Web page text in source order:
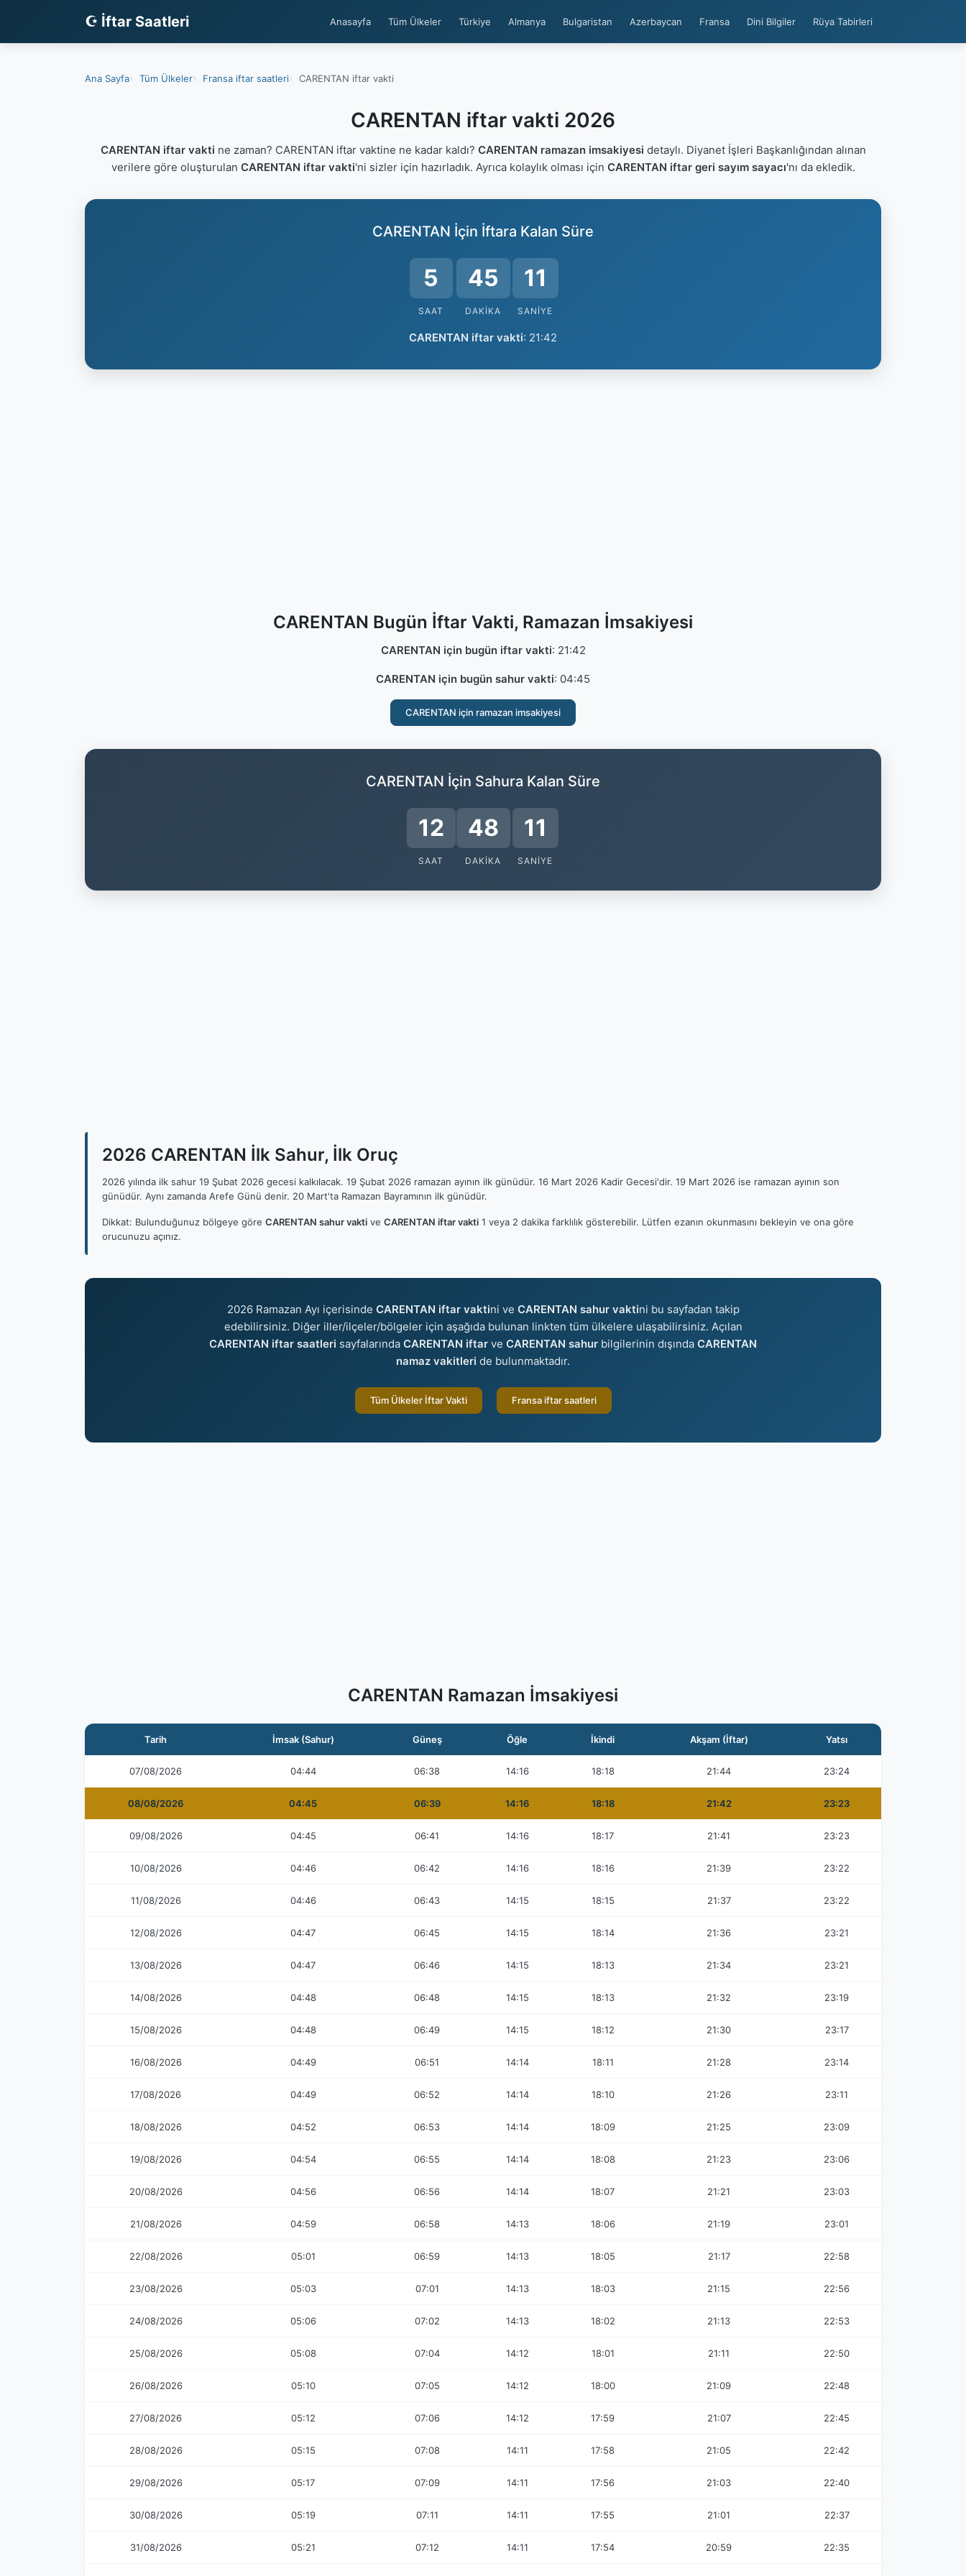
☪ İftar Saatleri Anasayfa Tüm Ülkeler Türkiye Almanya Bulgaristan Azerbaycan Fransa Dini Bilgiler Rüya Tabirleri
Ana Sayfa Tüm Ülkeler Fransa iftar saatleri CARENTAN iftar vakti
CARENTAN iftar vakti 2026
CARENTAN iftar vakti ne zaman? CARENTAN iftar vaktine ne kadar kaldı? CARENTAN ramazan imsakiyesi detaylı. Diyanet İşleri Başkanlığından alınan
verilere göre oluşturulan CARENTAN iftar vakti'ni sizler için hazırladık. Ayrıca kolaylık olması için CARENTAN iftar geri sayım sayacı'nı da ekledik.
CARENTAN İçin İftara Kalan Süre
5
SAAT
45
DAKIKA
10
SANIYE
CARENTAN iftar vakti: 21:42
CARENTAN Bugün İftar Vakti, Ramazan İmsakiyesi
CARENTAN için bugün iftar vakti: 21:42
CARENTAN için bugün sahur vakti: 04:45
CARENTAN için ramazan imsakiyesi
CARENTAN İçin Sahura Kalan Süre
12
SAAT
48
DAKIKA
10
SANIYE
2026 CARENTAN İlk Sahur, İlk Oruç
2026 yılında ilk sahur 19 Şubat 2026 gecesi kalkılacak. 19 Şubat 2026 ramazan ayının ilk günüdür. 16 Mart 2026 Kadir Gecesi'dir. 19 Mart 2026 ise ramazan ayının son
günüdür. Aynı zamanda Arefe Günü denir. 20 Mart'ta Ramazan Bayramının ilk günüdür.
Dikkat: Bulunduğunuz bölgeye göre CARENTAN sahur vakti ve CARENTAN iftar vakti 1 veya 2 dakika farklılık gösterebilir. Lütfen ezanın okunmasını bekleyin ve ona göre
orucunuzu açınız.
2026 Ramazan Ayı içerisinde CARENTAN iftar vaktini ve CARENTAN sahur vaktini bu sayfadan takip
edebilirsiniz. Diğer iller/ilçeler/bölgeler için aşağıda bulunan linkten tüm ülkelere ulaşabilirsiniz. Açılan
CARENTAN iftar saatleri sayfalarında CARENTAN iftar ve CARENTAN sahur bilgilerinin dışında CARENTAN
namaz vakitleri de bulunmaktadır.
Tüm Ülkeler İftar Vakti Fransa iftar saatleri
CARENTAN Ramazan İmsakiyesi
Tarih İmsak (Sahur) Güneş Öğle İkindi Akşam (İftar) Yatsı
07/08/2026 04:44 06:38 14:16 18:18 21:44 23:24
08/08/2026 04:45 06:39 14:16 18:18 21:42 23:23
09/08/2026 04:45 06:41 14:16 18:17 21:41 23:23
10/08/2026 04:46 06:42 14:16 18:16 21:39 23:22
11/08/2026 04:46 06:43 14:15 18:15 21:37 23:22
12/08/2026 04:47 06:45 14:15 18:14 21:36 23:21
13/08/2026 04:47 06:46 14:15 18:13 21:34 23:21
14/08/2026 04:48 06:48 14:15 18:13 21:32 23:19
15/08/2026 04:48 06:49 14:15 18:12 21:30 23:17
16/08/2026 04:49 06:51 14:14 18:11 21:28 23:14
17/08/2026 04:49 06:52 14:14 18:10 21:26 23:11
18/08/2026 04:52 06:53 14:14 18:09 21:25 23:09
19/08/2026 04:54 06:55 14:14 18:08 21:23 23:06
20/08/2026 04:56 06:56 14:14 18:07 21:21 23:03
21/08/2026 04:59 06:58 14:13 18:06 21:19 23:01
22/08/2026 05:01 06:59 14:13 18:05 21:17 22:58
23/08/2026 05:03 07:01 14:13 18:03 21:15 22:56
24/08/2026 05:06 07:02 14:13 18:02 21:13 22:53
25/08/2026 05:08 07:04 14:12 18:01 21:11 22:50
26/08/2026 05:10 07:05 14:12 18:00 21:09 22:48
27/08/2026 05:12 07:06 14:12 17:59 21:07 22:45
28/08/2026 05:15 07:08 14:11 17:58 21:05 22:42
29/08/2026 05:17 07:09 14:11 17:56 21:03 22:40
30/08/2026 05:19 07:11 14:11 17:55 21:01 22:37
31/08/2026 05:21 07:12 14:11 17:54 20:59 22:35